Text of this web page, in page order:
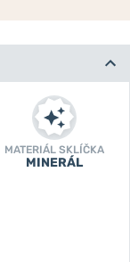
MATERIÁL SKLÍČKA
MINERÁL